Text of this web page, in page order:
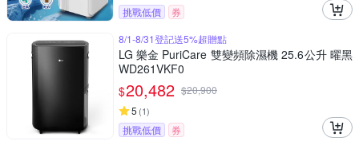
挑戰低價
券
8/1-8/31登記送5%超贈點
LG 樂金 PuriCare 雙變頻除濕機 25.6公升 曜黑
WD261VKF0
$20,482 $20,900
5 (1)
挑戰低價
券